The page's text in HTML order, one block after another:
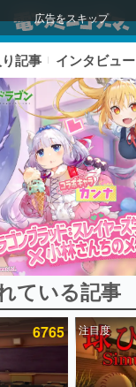
広告をスキップ
ップ
れている記事ランキング
記事 インタビュー
ている記事
6765 注目度